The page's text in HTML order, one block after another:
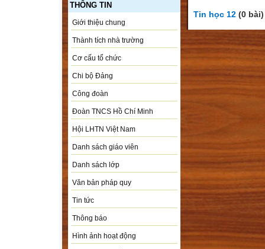
THÔNG TIN
Giới thiệu chung
Thành tích nhà trường
Cơ cấu tổ chức
Chi bộ Đảng
Công đoàn
Đoàn TNCS Hồ Chí Minh
Hội LHTN Việt Nam
Danh sách giáo viên
Danh sách lớp
Văn bản pháp quy
Tin tức
Thông báo
Hình ảnh hoạt động
Tin học 12 (0 bài)